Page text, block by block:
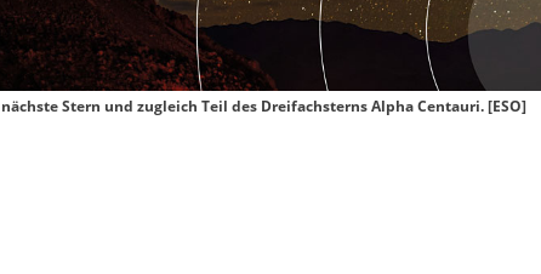
Stern und zugleich Teil des Dreifachsterns Alpha Centauri. [ESO]